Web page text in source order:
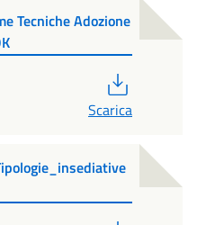
Tecniche Adozione
Scarica